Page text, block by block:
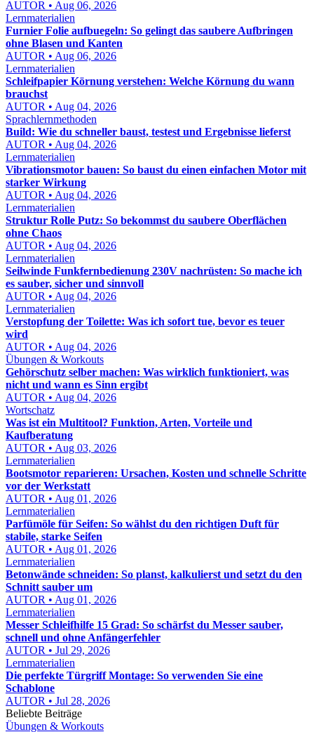
AUTOR • Aug 06, 2026
Lernmaterialien
Furnier Folie aufbuegeln: So gelingt das saubere Aufbringen
ohne Blasen und Kanten
AUTOR • Aug 06, 2026
Lernmaterialien
Schleifpapier Körnung verstehen: Welche Körnung du wann
brauchst
AUTOR • Aug 04, 2026
Sprachlernmethoden
Build: Wie du schneller baust, testest und Ergebnisse lieferst
AUTOR • Aug 04, 2026
Lernmaterialien
Vibrationsmotor bauen: So baust du einen einfachen Motor mit
starker Wirkung
AUTOR • Aug 04, 2026
Lernmaterialien
Struktur Rolle Putz: So bekommst du saubere Oberflächen
ohne Chaos
AUTOR • Aug 04, 2026
Lernmaterialien
Seilwinde Funkfernbedienung 230V nachrüsten: So mache ich
es sauber, sicher und sinnvoll
AUTOR • Aug 04, 2026
Lernmaterialien
Verstopfung der Toilette: Was ich sofort tue, bevor es teuer
wird
AUTOR • Aug 04, 2026
Übungen & Workouts
Gehörschutz selber machen: Was wirklich funktioniert, was
nicht und wann es Sinn ergibt
AUTOR • Aug 04, 2026
Wortschatz
Was ist ein Multitool? Funktion, Arten, Vorteile und
Kaufberatung
AUTOR • Aug 03, 2026
Lernmaterialien
Bootsmotor reparieren: Ursachen, Kosten und schnelle Schritte
vor der Werkstatt
AUTOR • Aug 01, 2026
Lernmaterialien
Parfümöle für Seifen: So wählst du den richtigen Duft für
stabile, starke Seifen
AUTOR • Aug 01, 2026
Lernmaterialien
Betonwände schneiden: So planst, kalkulierst und setzt du den
Schnitt sauber um
AUTOR • Aug 01, 2026
Lernmaterialien
Messer Schleifhilfe 15 Grad: So schärfst du Messer sauber,
schnell und ohne Anfängerfehler
AUTOR • Jul 29, 2026
Lernmaterialien
Die perfekte Türgriff Montage: So verwenden Sie eine
Schablone
AUTOR • Jul 28, 2026
Beliebte Beiträge
Übungen & Workouts